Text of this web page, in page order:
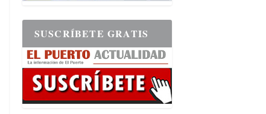
SUSCRÍBETE GRATIS